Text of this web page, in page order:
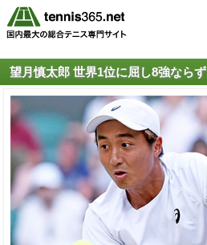
望月慎太郎 世界1位に屈し8強ならず